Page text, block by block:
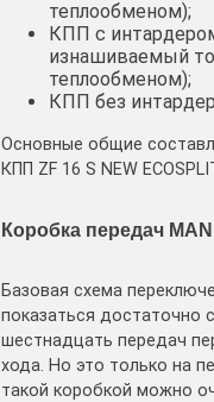
теплообменом);
КПП с
изнашиваемый
теплообменом);
КПП без
Основные общие
КПП ZF 16 S NEW
Коробка передач
Базовая схема
показаться достаточно
шестнадцать передач
хода. Но это только на
такой коробкой можно